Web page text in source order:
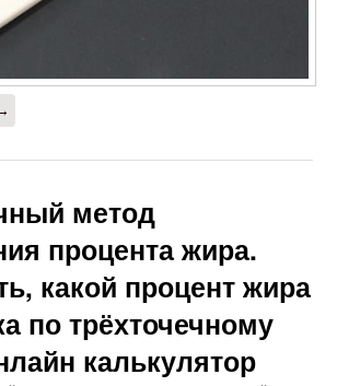
метод
процента жира.
какой процент жира
по трёхточечному
калькулятор